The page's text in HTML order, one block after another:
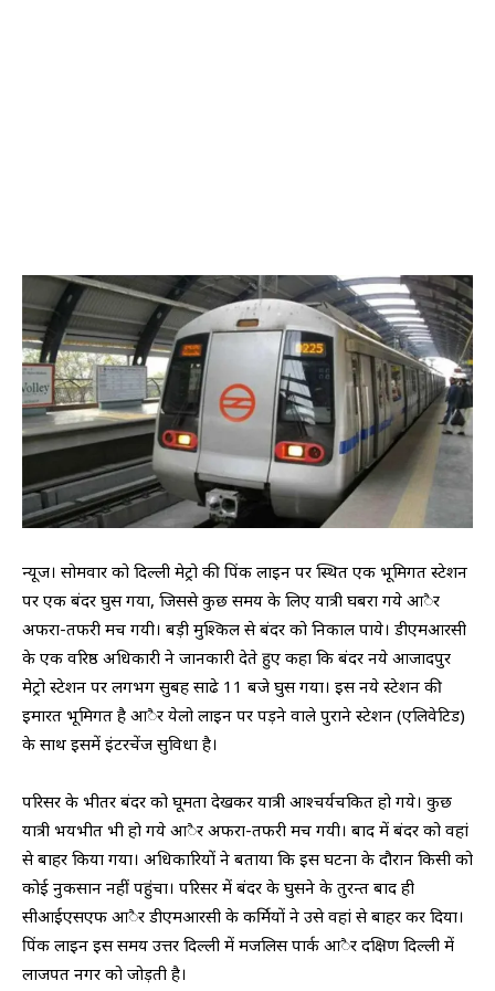
न्यूज। सोमवार को दिल्ली मेट्रो की पिंक लाइन पर स्थित एक भूमिगत स्टेशन
पर एक बंदर घुस गया, जिससे कुछ समय के लिए यात्री घबरा गये आैर
अफरा-तफरी मच गयी। बड़ी मुश्किल से बंदर को निकाल पाये। डीएमआरसी
के एक वरिष्ठ अधिकारी ने जानकारी देते हुए कहा कि बंदर नये आजादपुर
मेट्रो स्टेशन पर लगभग सुबह साढे 11 बजे घुस गया। इस नये स्टेशन की
इमारत भूमिगत है आैर येलो लाइन पर पड़ने वाले पुराने स्टेशन (एलिवेटिड)
के साथ इसमें इंटरचेंज सुविधा है।
परिसर के भीतर बंदर को घूमता देखकर यात्री आश्चर्यचकित हो गये। कुछ
यात्री भयभीत भी हो गये आैर अफरा-तफरी मच गयी। बाद में बंदर को वहां
से बाहर किया गया। अधिकारियों ने बताया कि इस घटना के दौरान किसी को
कोई नुकसान नहीं पहुंचा। परिसर में बंदर के घुसने के तुरन्त बाद ही
सीआईएसएफ आैर डीएमआरसी के कर्मियों ने उसे वहां से बाहर कर दिया।
पिंक लाइन इस समय उत्तर दिल्ली में मजलिस पार्क आैर दक्षिण दिल्ली में
लाजपत नगर को जोड़ती है।